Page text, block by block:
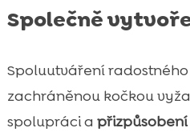
Společně
Spoluutváření radostného
zachráněnou kočkou
spolupráci a